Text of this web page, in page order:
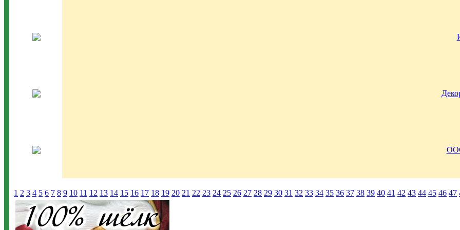
1 2 3 4 5 6 7 8 9 10 11 12 13 14 15 16 17 18 19 20 21 22 23 24 25 26 27 28 29 30 31 32 33 34 35 36 37 38 39 40 41 42 43 44 45 46 47